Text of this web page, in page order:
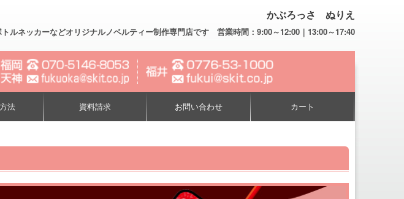
かぶろっさ ぬりえ
ルネッカーなどオリジナルノベルティー制作専門店です 営業時間：9:00～12:00｜13:00～17:40
法 資料請求 お問い合わせ カート